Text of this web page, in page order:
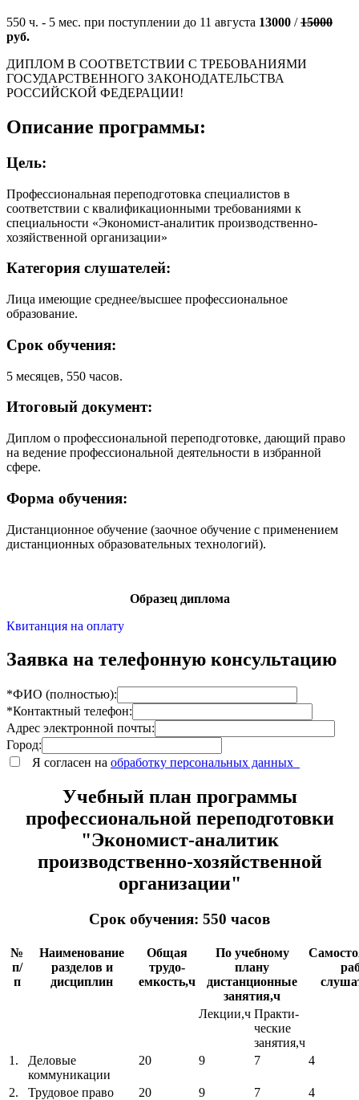
550 ч. - 5 мес. при поступлении до 11 августа 13000 /15000
руб.
ДИПЛОМ В СООТВЕТСТВИИ С ТРЕБОВАНИЯМИ
ГОСУДАРСТВЕННОГО ЗАКОНОДАТЕЛЬСТВА
РОССИЙСКОЙ ФЕДЕРАЦИИ!
Описание программы:
Цель:
Профессиональная переподготовка специалистов в
соответствии с квалификационными требованиями к
специальности «Экономист-аналитик производственно-
хозяйственной организации»
Категория слушателей:
Лица имеющие среднее/высшее профессиональное
образование.
Срок обучения:
5 месяцев, 550 часов.
Итоговый документ:
Диплом о профессиональной переподготовке, дающий право
на ведение профессиональной деятельности в избранной
сфере.
Форма обучения:
Дистанционное обучение (заочное обучение с применением
дистанционных образовательных технологий).
Образец диплома
Квитанция на оплату
Заявка на телефонную консультацию
*ФИО (полностью):
*Контактный телефон:
Адрес электронной почты:
Город:
Я согласен на обработку персональных данных
Учебный план программы
профессиональной переподготовки
"Экономист-аналитик
производственно-хозяйственной
организации"
Срок обучения: 550 часов
№
п/
п
Наименование
разделов и
дисциплин
Общая
трудо-
емкость,ч
По учебному
плану
дистанционные
занятия,ч
Лекции,ч Практи-
ческие
занятия,ч
1.
Деловые
коммуникации
20 9 7 4
2. Трудовое право 20 9 7
4